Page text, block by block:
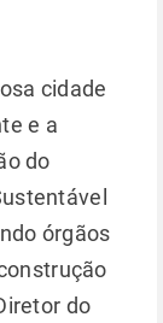
cidade
e a
do
órgãos
do